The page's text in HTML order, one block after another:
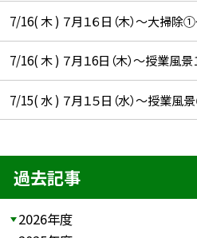
7/16( 木 ) ７月１６日（木）～大掃除
7/16( 木 ) ７月１6日（木）～授業風
7/15( 水 ) ７月１５日（水）～授業風
過去記事
2026年度